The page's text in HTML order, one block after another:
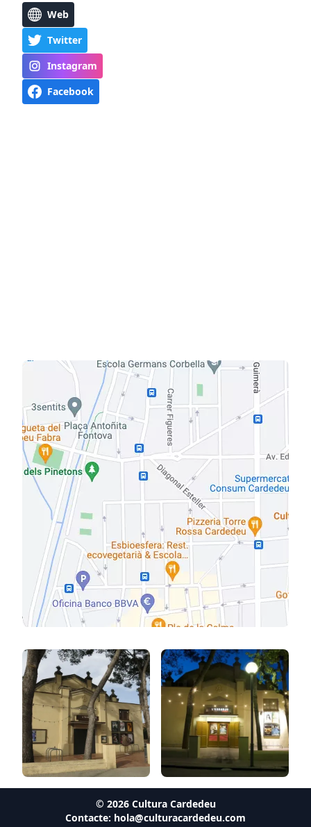
Web
Twitter
Instagram
Facebook
© 2026Cultura Cardedeu
Contacte: hola@culturacardedeu.com